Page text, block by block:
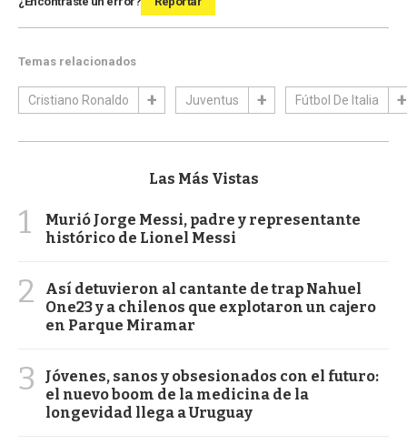
Temas relacionados
Cristiano Ronaldo Juventus Fútbol De Italia
Las Más Vistas
1
Murió Jorge Messi, padre y representante
histórico de Lionel Messi
2
Así detuvieron al cantante de trap Nahuel
One23 y a chilenos que explotaron un cajero
en Parque Miramar
3
Jóvenes, sanos y obsesionados con el futuro:
el nuevo boom de la medicina de la
longevidad llega a Uruguay